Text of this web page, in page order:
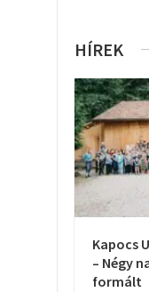
HÍREK
Kapocs
– Négy
formált